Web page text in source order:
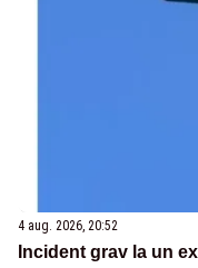
4 aug. 2026, 20:52
Incident grav la un